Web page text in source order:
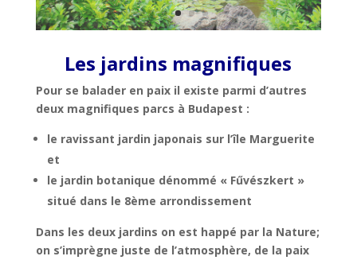
Les jardins magnifiques
Pour se balader en paix il existe parmi d’autres
deux magnifiques parcs à Budapest :
le ravissant jardin japonais sur l’île Marguerite
et
le jardin botanique dénommé « Fűvészkert »
situé dans le 8ème arrondissement
Dans les deux jardins on est happé par la Nature;
on s’imprègne juste de l’atmosphère, de la paix